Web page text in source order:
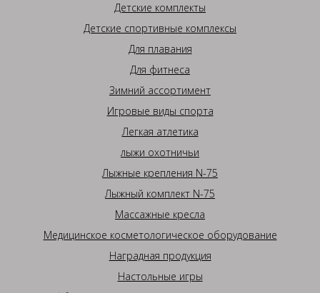
Детские комплекты
Детские спортивные комплексы
Для плавания
Для фитнеса
Зимний ассортимент
Игровые виды спорта
Легкая атлетика
лыжи охотничьи
Лыжные крепления N-75
Лыжный комплект N-75
Массажные кресла
Медицинское косметологическое оборудование
Наградная продукция
Настольные игры